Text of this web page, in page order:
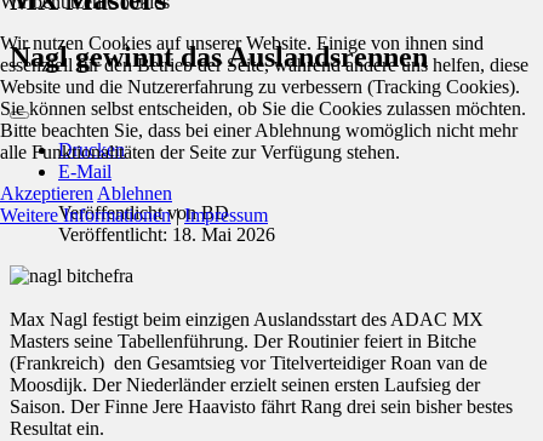
Nagl gewinnt das Auslandsrennen
Drucken
E-Mail
Veröffentlicht vonBD
Veröffentlicht: 18. Mai 2026
Max Nagl festigt beim einzigen Auslandsstart des ADAC MX
Masters seine Tabellenführung. Der Routinier feiert in Bitche
(Frankreich) den Gesamtsieg vor Titelverteidiger Roan van de
Moosdijk. Der Niederländer erzielt seinen ersten Laufsieg der
Saison. Der Finne Jere Haavisto fährt Rang drei sein bisher bestes
Resultat ein.
Wir nutzen Cookies auf unserer Website. Einige von ihnen sind
essenziell für den Betrieb der Seite, während andere uns helfen, diese
Website und die Nutzererfahrung zu verbessern (Tracking Cookies).
Sie können selbst entscheiden, ob Sie die Cookies zulassen möchten.
Bitte beachten Sie, dass bei einer Ablehnung womöglich nicht mehr
alle Funktionalitäten der Seite zur Verfügung stehen.
Akzeptieren Ablehnen
Weitere Informationen|Impressum